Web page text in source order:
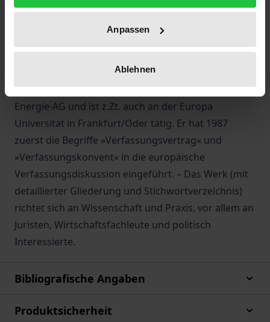
Anpassen
Ablehnen
»Entwicklung der EU« auf eine dynamische
Recht wird lückenlos übergeleitet. Zu einigen
Artikeln werden Alternativen vorgeschlagen. – Der
Verfasser, Rechtsanwalt und Dipl.Volkswirt, war
Staatssekretär in Niedersachsen, Vorstand einer
Energie-AG und ist z.Zt. auch an der Europa
Universität in Frankfurt/Oder tätig. Er hat 1987
zuerst die Begriffe »Verfassungsvertrag« und
»Verfassungskonvent« in die europäische
Verfassungsdiskussion eingeführt. – Das Werk (mit
detaillierter Gliederung und Stichwortverzeichnis)
richtet sich an Wissenschaft und Praxis, vor allem an
Juristen, Wirtschaftsfachleute und politisch
Interessierte.
Bibliografische Angaben
Produktsicherheit